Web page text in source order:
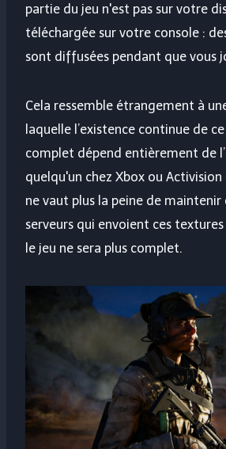
partie du jeu n'est pas sur votre
téléchargée sur votre console :
sont diffusées pendant que vous
Cela ressemble étrangement à
laquelle l’existence continue de
complet dépend entièrement de
quelqu'un chez Xbox ou
ne vaut plus la peine de
serveurs qui envoient ces
le jeu ne sera plus complet.